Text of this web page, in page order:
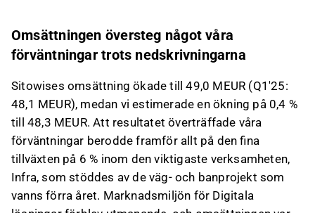
Omsättningen översteg något våra
förväntningar trots nedskrivningarna
Sitowises omsättning ökade till 49,0 MEUR (Q1'25:
48,1 MEUR), medan vi estimerade en ökning på 0,4 %
till 48,3 MEUR. Att resultatet överträffade våra
förväntningar berodde framför allt på den fina
tillväxten på 6 % inom den viktigaste verksamheten,
Infra, som stöddes av de väg- och banprojekt som
vanns förra året. Marknadsmiljön för Digitala